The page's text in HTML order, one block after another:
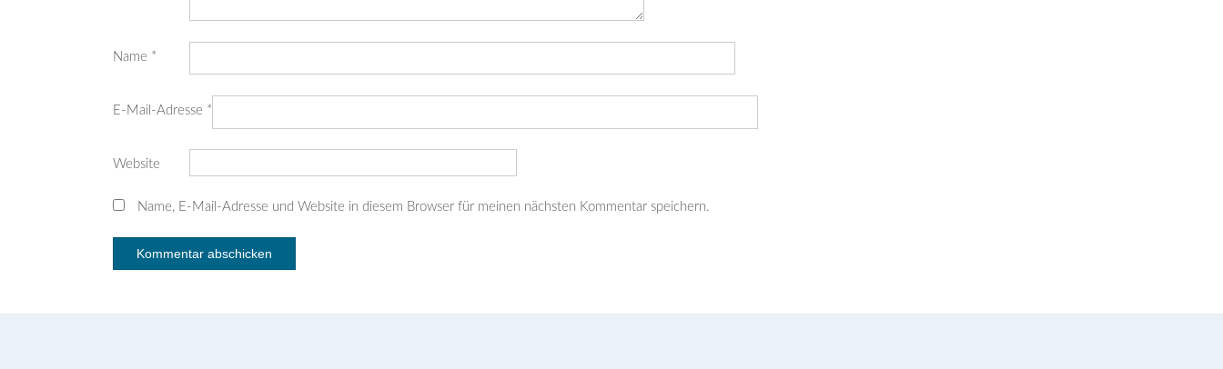
Name *
E-Mail-Adresse *
Website
Name, E-Mail-Adresse und Website in diesem Browser für meinen nächsten Kommentar speichern.